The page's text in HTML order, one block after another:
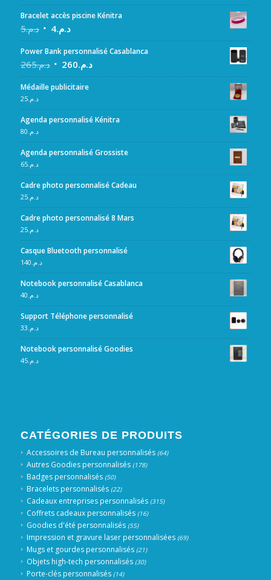
Bracelet accès piscine Kénitra
د.م.5 د.م.4
Power Bank personnalisé Casablanca
د.م.265 د.م.260
Médaille publicitaire
د.م.25
Agenda personnalisé Kénitra
د.م.80
Agenda personnalisé Grossiste
د.م.65
Cadre photo personnalisé Cadeau
د.م.25
Cadre photo personnalisé 8 Mars
د.م.25
Casque Bluetooth personnalisé
د.م.140
Notebook personnalisé Casablanca
د.م.40
Support Téléphone personnalisé
د.م.33
Notebook personnalisé Goodies
د.م.45
CATÉGORIES DE PRODUITS
Accessoires de Bureau personnalisés (64)
Autres Goodies personnalisés (178)
Badges personnalisés (50)
Bracelets personnalisés (22)
Cadeaux entreprises personnalisés (315)
Coffrets cadeaux personnalisés (16)
Goodies d'été personnalisés (55)
Impression et gravure laser personnalisées (69)
Mugs et gourdes personnalisés (21)
Objets high-tech personnalisés (30)
Porte-clés personnalisés (14)